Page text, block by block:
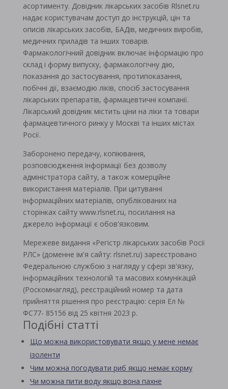
асортименту. Довідник лікарських засобів Rlsnet.ru
надає користувачам доступ до інструкцій, цін та
описів лікарських засобів, БАДів, медичних виробів,
медичних приладів та інших товарів.
Фармакологічний довідник включає інформацію про
склад і форму випуску, фармакологічну дію,
показання до застосування, протипоказання,
побічні дії, взаємодію ліків, спосіб застосування
лікарських препаратів, фармацевтичні компанії.
Лікарський довідник містить ціни на ліки та товари
фармацевтичного ринку у Москві та інших містах
Росії.
Заборонено передачу, копіювання,
розповсюдження інформації без дозволу
адміністратора сайту, а також комерційне
використання матеріалів. При цитуванні
інформаційних матеріалів, опублікованих на
сторінках сайту www.rlsnet.ru, посилання на
джерело інформації є обов'язковим.
Мережеве видання «Регістр лікарських засобів Росії
РЛС» (доменне ім'я сайту: rlsnet.ru) зареєстровано
Федеральною службою з нагляду у сфері зв'язку,
інформаційних технологій та масових комунікацій
(Роскомнагляд), реєстраційний номер та дата
прийняття рішення про реєстрацію: серія Ел №
ФС77- 85156 від 25 квітня 2023 р.
Подібні статті
Що можна використовувати якщо у мене немає
ізоленти
Чим можна погодувати риб якщо немає корму
Чи можна пити воду якщо вона пахне